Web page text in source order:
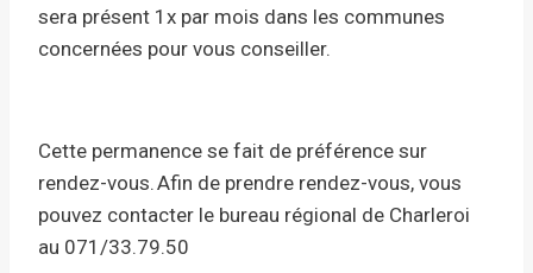
sera présent 1x par mois dans les communes
concernées pour vous conseiller.
Cette permanence se fait de préférence sur
rendez-vous. Afin de prendre rendez-vous, vous
pouvez contacter le bureau régional de Charleroi
au 071/33.79.50